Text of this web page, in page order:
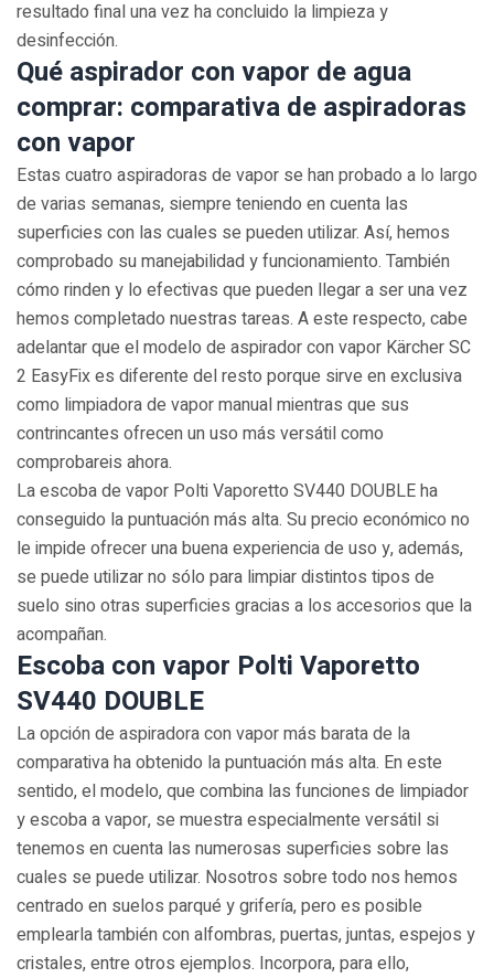
resultado final una vez ha concluido la limpieza y
desinfección.
Qué aspirador con vapor de agua
comprar: comparativa de aspiradoras
con vapor
Estas cuatro aspiradoras de vapor se han probado a lo largo
de varias semanas, siempre teniendo en cuenta las
superficies con las cuales se pueden utilizar. Así, hemos
comprobado su manejabilidad y funcionamiento. También
cómo rinden y lo efectivas que pueden llegar a ser una vez
hemos completado nuestras tareas. A este respecto, cabe
adelantar que el modelo de aspirador con vapor Kärcher SC
2 EasyFix es diferente del resto porque sirve en exclusiva
como limpiadora de vapor manual mientras que sus
contrincantes ofrecen un uso más versátil como
comprobareis ahora.
La escoba de vapor Polti Vaporetto SV440 DOUBLE ha
conseguido la puntuación más alta. Su precio económico no
le impide ofrecer una buena experiencia de uso y, además,
se puede utilizar no sólo para limpiar distintos tipos de
suelo sino otras superficies gracias a los accesorios que la
acompañan.
Escoba con vapor Polti Vaporetto
SV440 DOUBLE
La opción de aspiradora con vapor más barata de la
comparativa ha obtenido la puntuación más alta. En este
sentido, el modelo, que combina las funciones de limpiador
y escoba a vapor, se muestra especialmente versátil si
tenemos en cuenta las numerosas superficies sobre las
cuales se puede utilizar. Nosotros sobre todo nos hemos
centrado en suelos parqué y grifería, pero es posible
emplearla también con alfombras, puertas, juntas, espejos y
cristales, entre otros ejemplos. Incorpora, para ello,